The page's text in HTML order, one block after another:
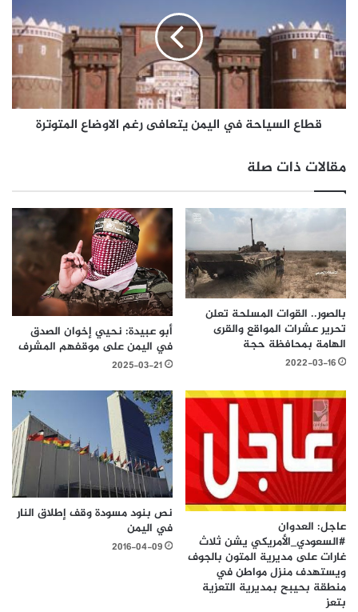
قطاع السياحة في اليمن يتعافى رغم الاوضاع المتوترة
مقالات ذات صلة
بالصور.. القوات المسلحة تعلن
تحرير عشرات المواقع والقرى
الهامة بمحافظة حجة
2022-03-16
أبو عبيدة: نحيي إخوان الصدق
في اليمن على موقفهم المشرف
2025-03-21
عاجل: العدوان
#السعودي_الأمريكي يشن ثلاث
غارات على مديرية المتون بالجوف
ويستهدف منزل مواطن في
منطقة بحيبح بمديرية التعزية
بتعز
نص بنود مسودة وقف إطلاق النار
في اليمن
2016-04-09